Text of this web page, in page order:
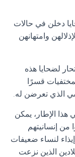
دخلن في حالات
وامتهانهن
لضحايا هذه
قسرًا
الذي تعرضن له.
الإطار، يمكن
من إنسانيتهم
لنساء ضعيفات
الذين نزعت